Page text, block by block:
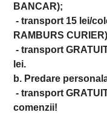
BANCAR);
- transport 15 lei/
RAMBURS
- transport
lei.
b. Predare
- transport
comenzii!